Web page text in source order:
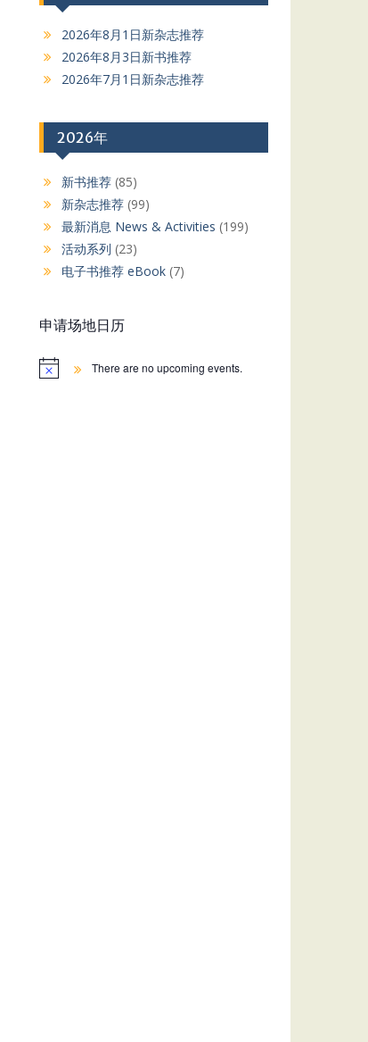
2026年8月1日新杂志推荐
2026年8月3日新书推荐
2026年7月1日新杂志推荐
2026年
新书推荐(85)
新杂志推荐(99)
最新消息 News & Activities (199)
活动系列 (23)
电子书推荐 eBook(7)
申请场地日历
There are no upcoming events.